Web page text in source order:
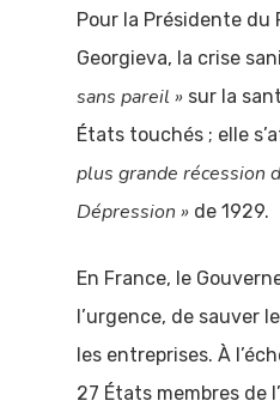
Pour la Présidente du
Georgieva, la crise
sans pareil » sur la
États touchés ; elle
plus grande récession
Dépression » de 1929.
En France, le
l’urgence, de sauver
les entreprises. À
27 États membres de